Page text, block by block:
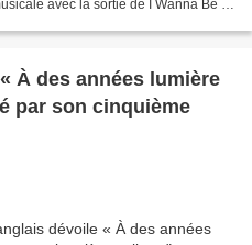
avec la sortie de I Wanna Be A
À des années lumière
par son cinquième